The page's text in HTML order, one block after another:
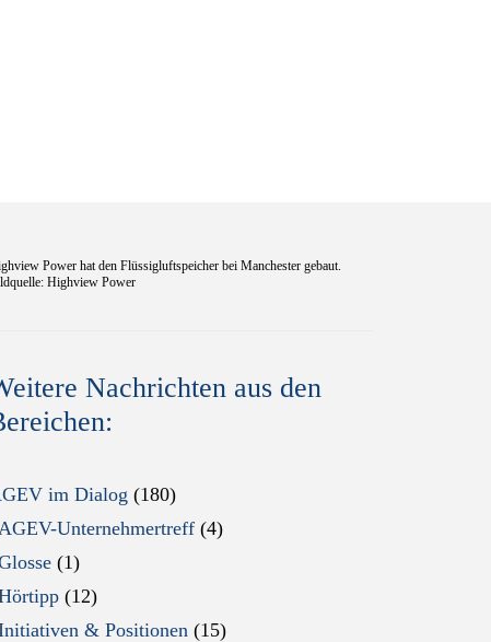
Power hat den Flüssigluftspeicher bei Manchester gebaut.
Highview Power
Nachrichten aus den
im Dialog (180)
Unternehmertreff (4)
(1)
(12)
& Positionen (15)